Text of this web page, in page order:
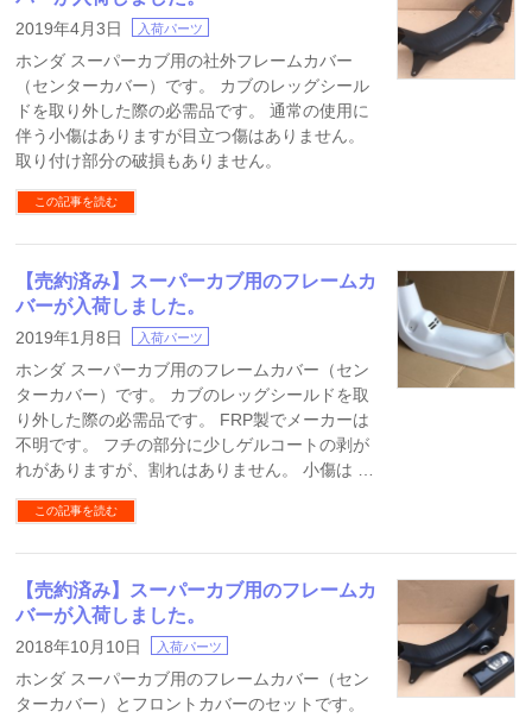
2019年4月3日 入荷パーツ
ホンダ スーパーカブ用の社外フレームカバー
（センターカバー）です。 カブのレッグシール
ドを取り外した際の必需品です。 通常の使用に
伴う小傷はありますが目立つ傷はありません。
取り付け部分の破損もありません。
この記事を読む
【売約済み】スーパーカブ用のフレームカ
バーが入荷しました。
2019年1月8日 入荷パーツ
ホンダ スーパーカブ用のフレームカバー（セン
ターカバー）です。 カブのレッグシールドを取
り外した際の必需品です。 FRP製でメーカーは
不明です。 フチの部分に少しゲルコートの剥が
れがありますが、割れはありません。 小傷は …
この記事を読む
【売約済み】スーパーカブ用のフレームカ
バーが入荷しました。
2018年10月10日 入荷パーツ
ホンダ スーパーカブ用のフレームカバー（セン
ターカバー）とフロントカバーのセットです。